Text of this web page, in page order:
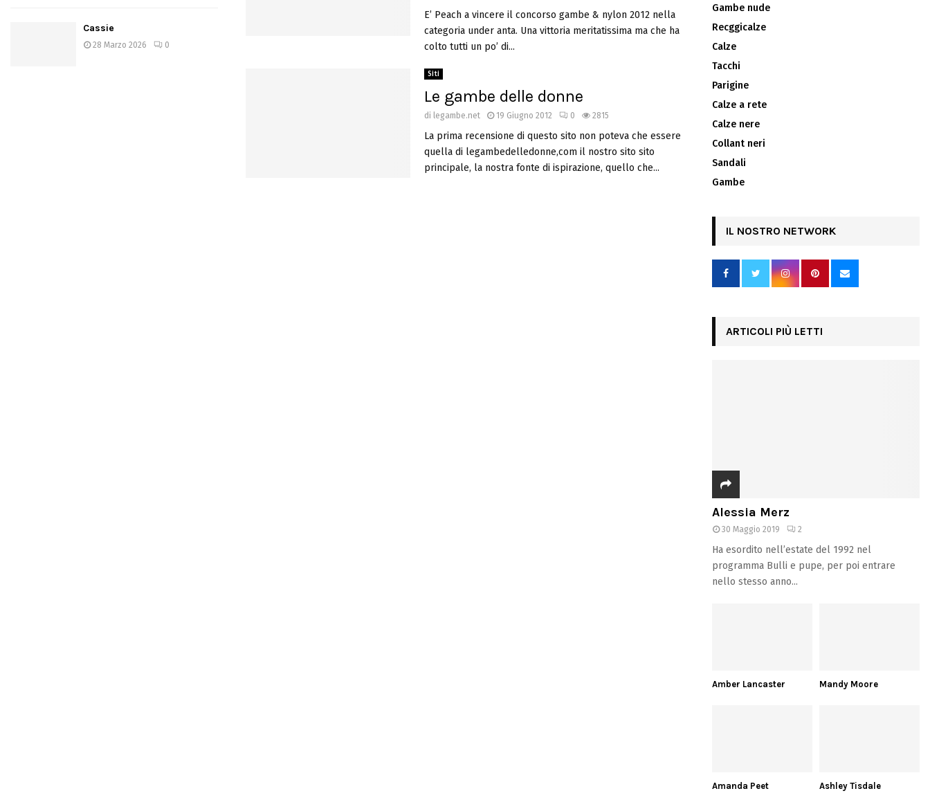
E’ Peach a vincere il concorso gambe & nylon 2012 nella
categoria under anta. Una vittoria meritatissima ma che ha
colto tutti un po’ di...
Siti
Le gambe delle donne
di legambe.net 19 Giugno 2012 0 2815
La prima recensione di questo sito non poteva che essere
quella di legambedelledonne,com il nostro sito sito
principale, la nostra fonte di ispirazione, quello che...
Cassie
28 Marzo 2026 0
Gambe nude
Recggicalze
Calze
Tacchi
Parigine
Calze a rete
Calze nere
Collant neri
Sandali
Gambe
IL NOSTRO NETWORK
ARTICOLI PIÙ LETTI
Alessia Merz
30 Maggio 2019 2
Ha esordito nell’estate del 1992 nel
programma Bulli e pupe, per poi entrare
nello stesso anno...
Amber Lancaster Mandy Moore
Amanda Peet Ashley Tisdale